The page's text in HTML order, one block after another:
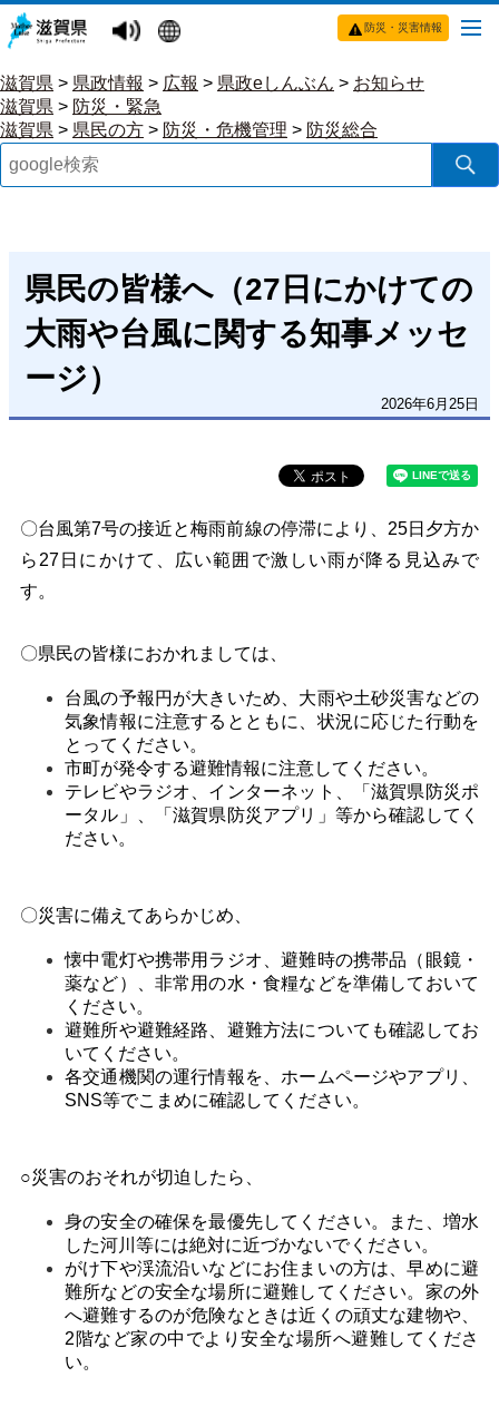
防災・災害情報
滋賀県 > 県政情報 > 広報 > 県政eしんぶん > お知らせ
滋賀県 > 防災・緊急
滋賀県 > 県民の方 > 防災・危機管理 > 防災総合
県民の皆様へ（27日にかけての
大雨や台風に関する知事メッセ
ージ）
2026年6月25日
〇台風第7号の接近と梅雨前線の停滞により、25日夕方か
ら27日にかけて、広い範囲で激しい雨が降る見込みで
す。
〇県民の皆様におかれましては、
台風の予報円が大きいため、大雨や土砂災害などの
気象情報に注意するとともに、状況に応じた行動を
とってください。
市町が発令する避難情報に注意してください。
テレビやラジオ、インターネット、「滋賀県防災ポ
ータル」、「滋賀県防災アプリ」等から確認してく
ださい。
〇災害に備えてあらかじめ、
懐中電灯や携帯用ラジオ、避難時の携帯品（眼鏡・
薬など）、非常用の水・食糧などを準備しておいて
ください。
避難所や避難経路、避難方法についても確認してお
いてください。
各交通機関の運行情報を、ホームページやアプリ、
SNS等でこまめに確認してください。
○災害のおそれが切迫したら、
身の安全の確保を最優先してください。また、増水
した河川等には絶対に近づかないでください。
がけ下や渓流沿いなどにお住まいの方は、早めに避
難所などの安全な場所に避難してください。家の外
へ避難するのが危険なときは近くの頑丈な建物や、
2階など家の中でより安全な場所へ避難してくださ
い。